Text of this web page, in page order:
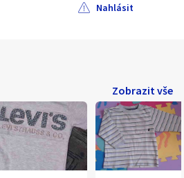
Nahlásit
Zobrazit vše